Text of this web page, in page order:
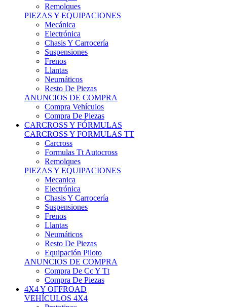
PIEZAS Y EQUIPACIONES
Mecánica
Electrónica
Chasis Y Carrocería
Suspensiones
Frenos
Llantas
Neumáticos
Resto De Piezas
ANUNCIOS DE COMPRA
Compra Vehículos
Compra De Piezas
CARCROSS Y FÓRMULAS
CARCROSS Y FORMULAS TT
Carcross
Formulas Tt Autocross
Remolques
PIEZAS Y EQUIPACIONES
Mecanica
Electrónica
Chasis Y Carrocería
Suspensiones
Frenos
Llantas
Neumáticos
Resto De Piezas
Equipación Piloto
ANUNCIOS DE COMPRA
Compra De Cc Y Tt
Compra De Piezas
4X4 Y OFFROAD
VEHÍCULOS 4X4
Prototipos
Venta De Side By Side